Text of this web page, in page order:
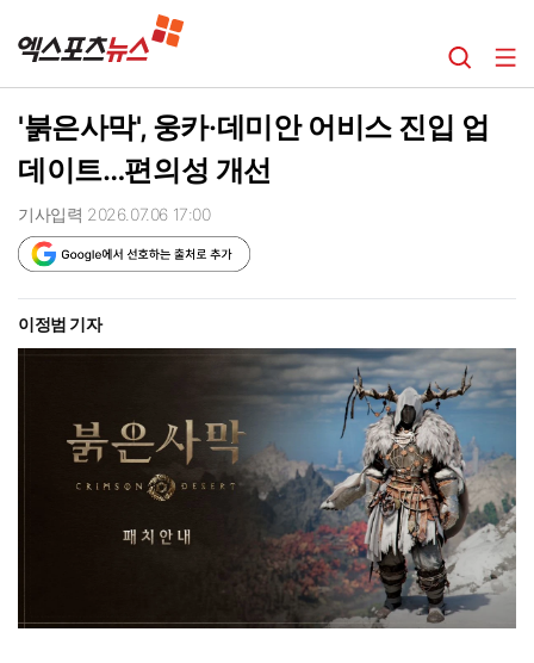
'붉은사막', 웅카·데미안 어비스 진입 업
데이트…편의성 개선
기사입력 2026.07.06 17:00
이정범 기자